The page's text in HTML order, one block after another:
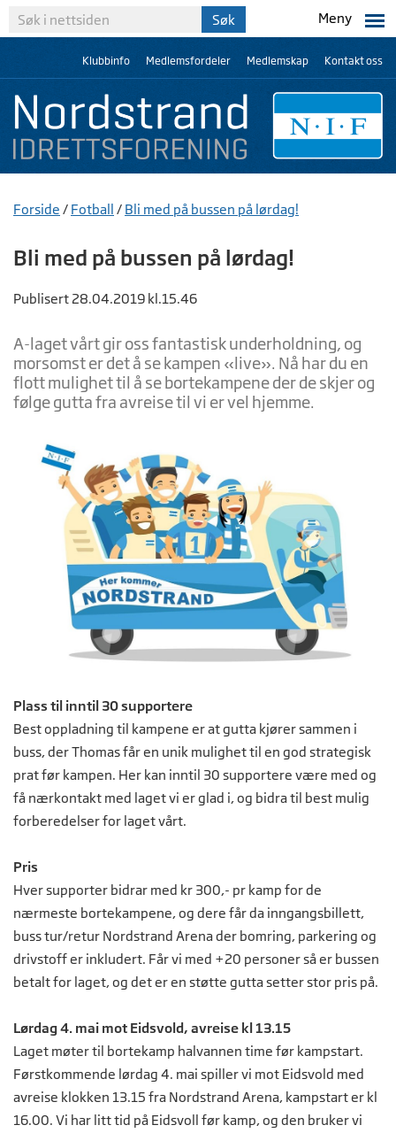
Meny
Klubbinfo Medlemsfordeler Medlemskap Kontakt oss
Forside / Fotball / Bli med på bussen på lørdag!
Bli med på bussen på lørdag!
Publisert 28.04.2019 kl.15.46
A-laget vårt gir oss fantastisk underholdning, og
morsomst er det å se kampen «live». Nå har du en
flott mulighet til å se bortekampene der de skjer og
følge gutta fra avreise til vi er vel hjemme.
Plass til inntil 30 supportere
Best oppladning til kampene er at gutta kjører sammen i
buss, der Thomas får en unik mulighet til en god strategisk
prat før kampen. Her kan inntil 30 supportere være med og
få nærkontakt med laget vi er glad i, og bidra til best mulig
forberedelser for laget vårt.
Pris
Hver supporter bidrar med kr 300,- pr kamp for de
nærmeste bortekampene, og dere får da inngangsbillett,
buss tur/retur Nordstrand Arena der bomring, parkering og
drivstoff er inkludert. Får vi med +20 personer så er bussen
betalt for laget, og det er en støtte gutta setter stor pris på.
Lørdag 4. mai mot Eidsvold, avreise kl 13.15
Laget møter til bortekamp halvannen time før kampstart.
Førstkommende lørdag 4. mai spiller vi mot Eidsvold med
avreise klokken 13.15 fra Nordstrand Arena, kampstart er kl
16.00. Vi har litt tid på Eidsvoll før kamp, og den bruker vi